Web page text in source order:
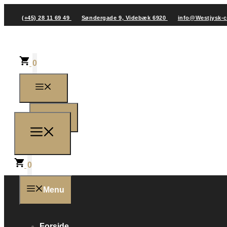
(+45) 28 11 69 49 Søndergade 9, Videbæk 6920 info@Westjysk-
0
0
Menu